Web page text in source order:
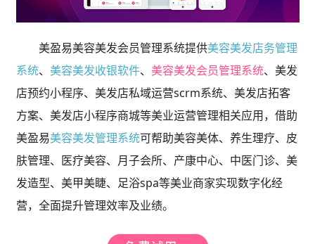
美盈易美容美发会员管理系统提供美容美发店务管理
系统、 美容美发收银软件、 美容美发会员管理系统、美发
店预约小程序、美发店私域运营scrm系统、美发店拓客
方案、美发店小程序商城等美业运营管理相关应用，借助
美盈易美容美发管理系统可帮助美容美体、养生理疗、皮
肤管理、医疗美容、月子会所、产康中心、中医门诊、美
发造型、美甲美睫、足浴spa等美业商家实现数字化经
营，全面提升管理效率及业绩。